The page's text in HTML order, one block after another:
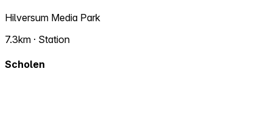
Hilversum Media Park
7.3km · Station
Scholen